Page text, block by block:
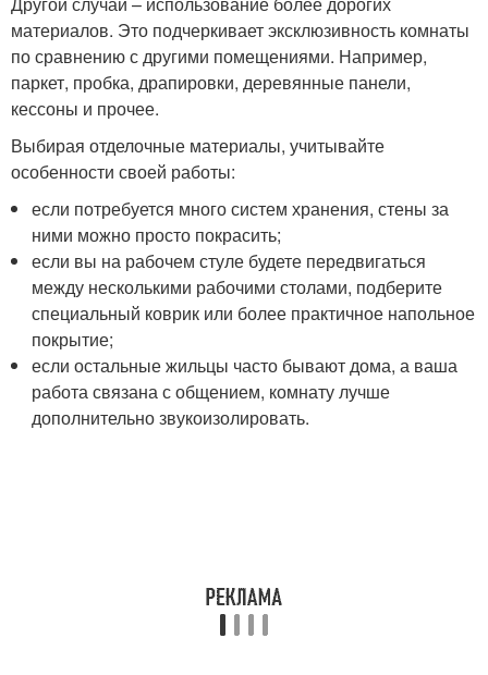
материалов. Это подчеркивает эксклюзивность комнаты
по сравнению с другими помещениями. Например,
паркет, пробка, драпировки, деревянные панели,
кессоны и прочее.
Выбирая отделочные материалы, учитывайте
особенности своей работы:
если потребуется много систем хранения, стены за
ними можно просто покрасить;
если вы на рабочем стуле будете передвигаться
между несколькими рабочими столами, подберите
специальный коврик или более практичное напольное
покрытие;
если остальные жильцы часто бывают дома, а ваша
работа связана с общением, комнату лучше
дополнительно звукоизолировать.